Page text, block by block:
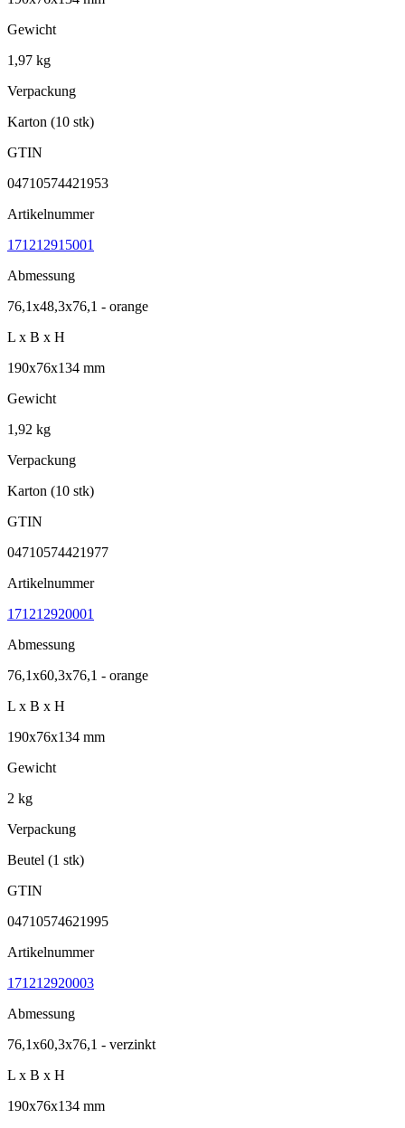
Gewicht
1,97 kg
Verpackung
Karton (10 stk)
GTIN
04710574421953
Artikelnummer
171212915001
Abmessung
76,1x48,3x76,1 - orange
L x B x H
190x76x134 mm
Gewicht
1,92 kg
Verpackung
Karton (10 stk)
GTIN
04710574421977
Artikelnummer
171212920001
Abmessung
76,1x60,3x76,1 - orange
L x B x H
190x76x134 mm
Gewicht
2 kg
Verpackung
Beutel (1 stk)
GTIN
04710574621995
Artikelnummer
171212920003
Abmessung
76,1x60,3x76,1 - verzinkt
L x B x H
190x76x134 mm